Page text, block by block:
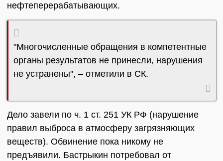
нефтеперерабатывающих.
"Многочисленные обращения в компетентные
органы результатов не принесли, нарушения
не устранены", – отметили в СК.
Дело завели по ч. 1 ст. 251 УК РФ (нарушение
правил выброса в атмосферу загрязняющих
веществ). Обвинение пока никому не
предъявили. Бастрыкин потребовал от